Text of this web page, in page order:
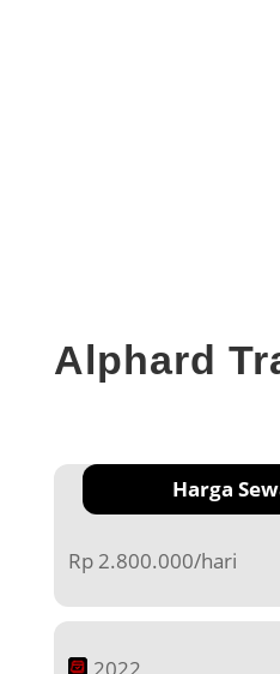
Alphard
Harga
Rp 2.800.000/hari
2022